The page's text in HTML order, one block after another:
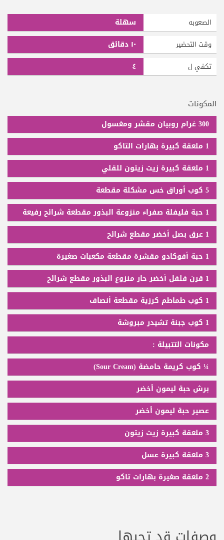
الصعوبه سهلة
وقت التحضير ١٠ دقائق
تكفي ل ٤
المكونات
300 غرام روبيان مقشر ومغسول
1 ملعقة كبيرة بهارات التاكو
1 ملعقة كبيرة زيت زيتون للقلي
5 كوب أوراق خس مشكلة مقطعة
1 حبة فليفلة صفراء منزوعة البذور مقطعة شرائح رفيعة
1 عرق بصل أخضر مقطع شرائح
1 حبة أفوكادو مقشرة مقطعة مكعبات صغيرة
1 قرن فلفل أخضر حار منزوع البذور مقطع شرائح
1 كوب طماطم كرزية مقطعة أنصاف
1 كوب جبنة تشيدر مبروشة
مكونات التتبيلة :
¼ كوب كريمة حامضة (Sour Cream)
برش حبة ليمون أخضر
عصير حبة ليمون أخضر
3 ملعقة كبيرة زيت زيتون
3 ملعقة كبيرة عسل
2 ملعقة صغيرة بهارات تاكو